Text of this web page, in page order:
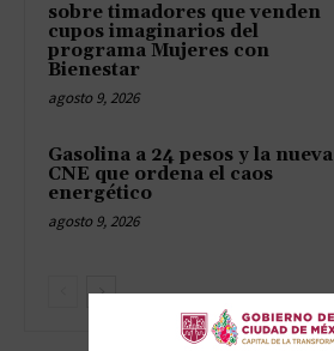
sobre timadores que venden
cupos imaginarios del
programa Mujeres con
Bienestar
agosto 9, 2026
Gasolina a 24 pesos y la nueva
CNE que ordena el caos
energético
agosto 9, 2026